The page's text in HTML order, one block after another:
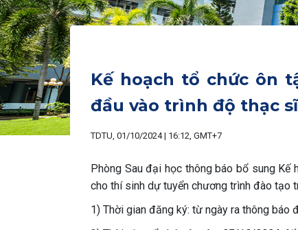
Kế hoạch tổ chức ôn
đầu vào trình độ thạc
TDTU, 01/10/2024 | 16:12, GMT+7
Phòng Sau đại học thông báo bổ sung
cho thí sinh dự tuyển chương trình đào tạo
1) Thời gian đăng ký: từ ngày ra thông báo